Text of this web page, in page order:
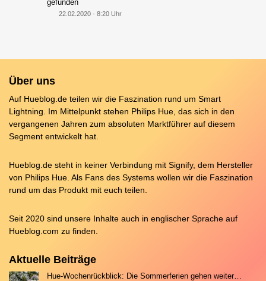
gefunden
22.02.2020 - 8:20 Uhr
Über uns
Auf Hueblog.de teilen wir die Faszination rund um Smart
Lightning. Im Mittelpunkt stehen Philips Hue, das sich in den
vergangenen Jahren zum absoluten Marktführer auf diesem
Segment entwickelt hat.
Hueblog.de steht in keiner Verbindung mit Signify, dem Hersteller
von Philips Hue. Als Fans des Systems wollen wir die Faszination
rund um das Produkt mit euch teilen.
Seit 2020 sind unsere Inhalte auch in englischer Sprache auf
Hueblog.com zu finden.
Aktuelle Beiträge
Hue-Wochenrückblick: Die Sommerferien gehen weiter…